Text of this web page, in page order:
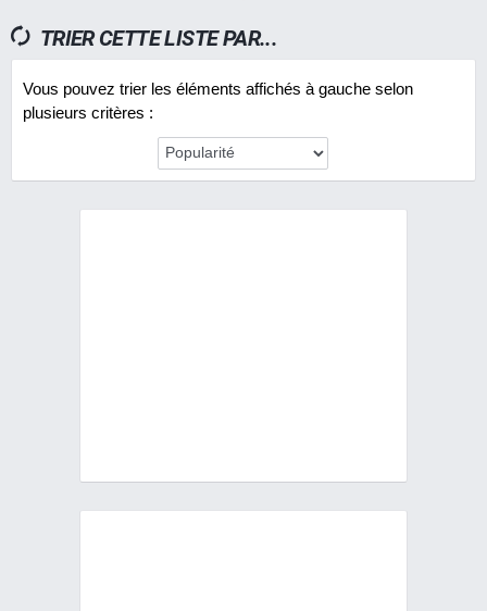
TRIER CETTE LISTE PAR...
Vous pouvez trier les éléments affichés à gauche selon
plusieurs critères :